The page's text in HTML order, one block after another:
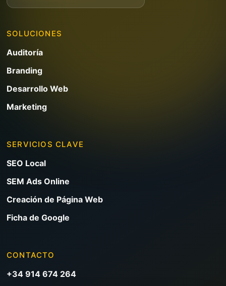
SOLUCIONES
Auditoría
Branding
Desarrollo Web
Marketing
SERVICIOS CLAVE
SEO Local
SEM Ads Online
Creación de Página Web
Ficha de Google
CONTACTO
+34 914 674 264